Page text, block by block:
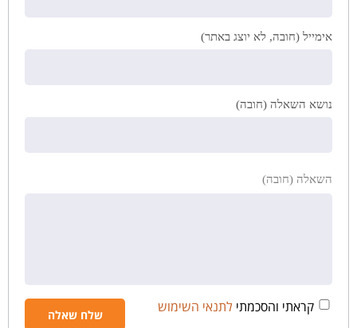
אימייל (חובה, לא יוצג באתר)
נושא השאלה (חובה)
השאלה (חובה)
קראתי והסכמתי לתנאי השימוש